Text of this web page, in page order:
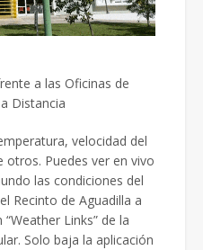
a las Oficinas de
Distancia
velocidad del
Puedes ver en vivo
las condiciones del
Recinto de Aguadilla a
Links” de la
Solo baja la aplicación